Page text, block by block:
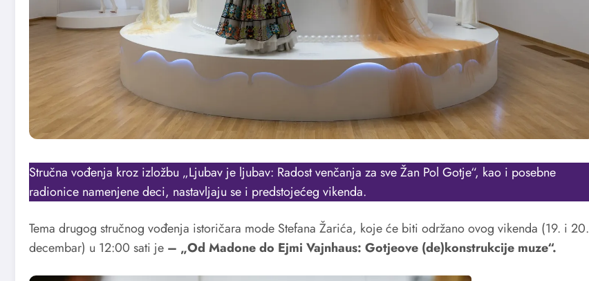
Stručna vođenja kroz izložbu „Ljubav je ljubav: Radost venčanja za sve Žan Pol Gotje“, kao i posebne
radionice namenjene deci, nastavljaju se i predstojećeg vikenda.
Tema drugog stručnog vođenja istoričara mode Stefana Žarića, koje će biti održano ovog vikenda (19. i 20.
decembar) u 12:00 sati je – „Od Madone do Ejmi Vajnhaus: Gotjeove (de)konstrukcije muze“.